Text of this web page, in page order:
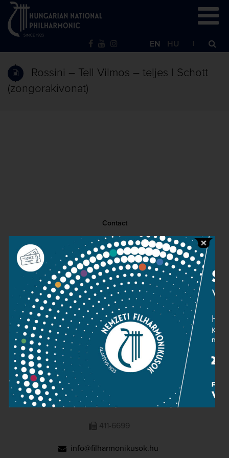
EN HU
Rossini – Tell Vilmos – teljes | Schott
(zongorakivonat)
Contact
Public information
Press room
Terms and privacy
Imprint
NATIONAL PHILHARMONIC
1095 Budapest, Komor Marcell u. 1. (Müpa)
411-6600
411-6699
info@filharmonikusok.hu